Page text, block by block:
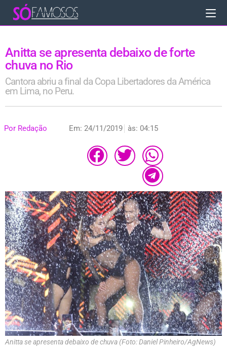
Anitta se apresenta debaixo de forte
chuva no Rio
Cantora abriu a final da Copa Libertadores da América
em Lima, no Peru.
Por Redação Em: 24/11/2019 às: 04:15
Anitta se apresenta debaixo de chuva (Foto: Daniel Pinheiro/AgNews)